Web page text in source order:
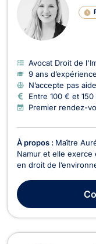
Avocat Droit de
9 ans d’expérience
N’accepte pas
Entre 100 € et
Premier rendez-
À propos : Maître
Namur et elle
en droit de
l'environnement, elle
demandes de permis